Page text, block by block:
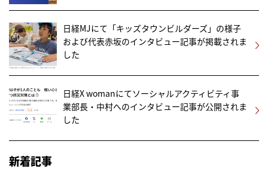
日経MJにて「キッズタウンビルダーズ」の様子
および代表赤坂のインタビュー記事が掲載されま
した
日経X womanにてソーシャルアクティビティ事
業部長・中村へのインタビュー記事が公開されま
した
新着記事